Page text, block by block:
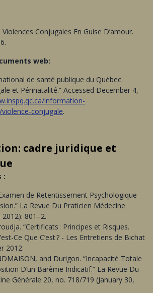
Conjugales En Guise D’amour.
web:
de santé publique du Québec.
et Périnatalité.” Accessed December 4,
information-
conjugale.
cadre juridique et
:
de Retentissement Psychologique
La Revue Du Praticien Médecine
801–2.
“Certificats : Principes et Risques.
Ce Que C’est ? - Les Entretiens de Bichat
2012.
and Durigon. “Incapacité Totale
D’un Barème Indicatif.” La Revue Du
Générale 20, no. 718/719 (January 30,